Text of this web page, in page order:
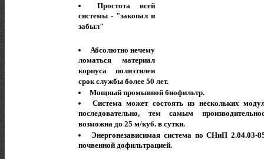
Простота всей
системы - "закопал и
забыл"
Абсолютно нечему
ломаться материал
корпуса полиэтилен
срок службы более 50 лет.
Мощный промывной биофильтр.
Система может состоять из нескольких
последовательно, тем самым
возможна до 25 м/куб. в сутки.
Энергонезависимая система по СНиП 2.04.03-
почвенной дофильтрацией.